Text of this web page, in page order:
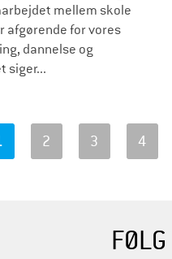
mellem skole
afgørende for vores
dannelse og
siger...
2 3 4
FØLG